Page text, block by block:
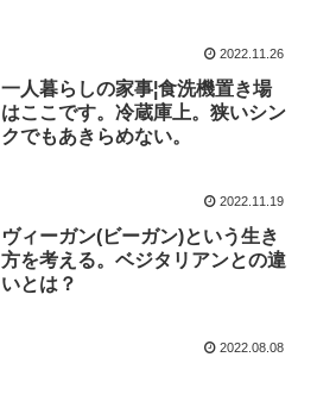
2022.11.26
一人暮らしの家事¦食洗機置き場
はここです。冷蔵庫上。狭いシン
クでもあきらめない。
2022.11.19
ヴィーガン(ビーガン)という生き
方を考える。ベジタリアンとの違
いとは？
2022.08.08